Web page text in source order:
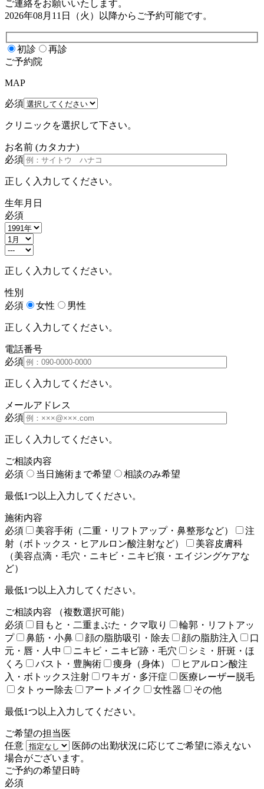
ご連絡をお願いいたします。
2026年08月11日（火）
以降からご予約可能です。
初診
再診
ご予約院
MAP
必須
クリニックを選択して下さい。
お名前 (カタカナ)
必須
正しく入力してください。
生年月日
必須
正しく入力してください。
性別
必須
女性 男性
正しく入力してください。
電話番号
必須
正しく入力してください。
メールアドレス
必須
正しく入力してください。
ご相談内容
必須
当日施術まで希望 相談のみ希望
最低1つ以上入力してください。
施術内容
必須
美容手術（二重・リフトアップ・鼻整形など）
注
射（ボトックス・ヒアルロン酸注射など）
美容皮膚科
（美容点滴・毛穴・ニキビ・ニキビ痕・エイジングケアな
ど）
最低1つ以上入力してください。
ご相談内容
（複数選択可能）
必須
目もと・二重まぶた・クマ取り
輪郭・リフトアッ
プ
鼻筋・小鼻 顔の脂肪吸引・除去 顔の脂肪注入
口
元・唇・人中
ニキビ・ニキビ跡・毛穴
シミ・肝斑・ほ
くろ
バスト・豊胸術 痩身（身体）
ヒアルロン酸注
入・ボトックス注射
ワキガ・多汗症
医療レーザー脱毛
タトゥー除去
アートメイク 女性器 その他
最低1つ以上入力してください。
ご希望の担当医
任意
医師の出勤状況に応じてご希望に添えない
場合がございます。
ご予約の希望日時
必須